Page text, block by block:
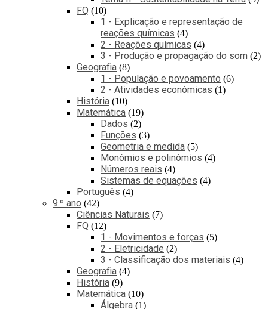
FQ 10
1 - Explicação e representação de
reações químicas 4
2 - Reações químicas 4
3 - Produção e propagação do som 2
Geografia 8
1 - População e povoamento 6
2 - Atividades económicas 1
História 10
Matemática 19
Dados 2
Funções 3
Geometria e medida 5
Monómios e polinómios 4
Números reais 4
Sistemas de equações 4
Português 4
9.º ano 42
Ciências Naturais 7
FQ 12
1 - Movimentos e forças 5
2 - Eletricidade 2
3 - Classificação dos materiais 4
Geografia 4
História 9
Matemática 10
Álgebra 1